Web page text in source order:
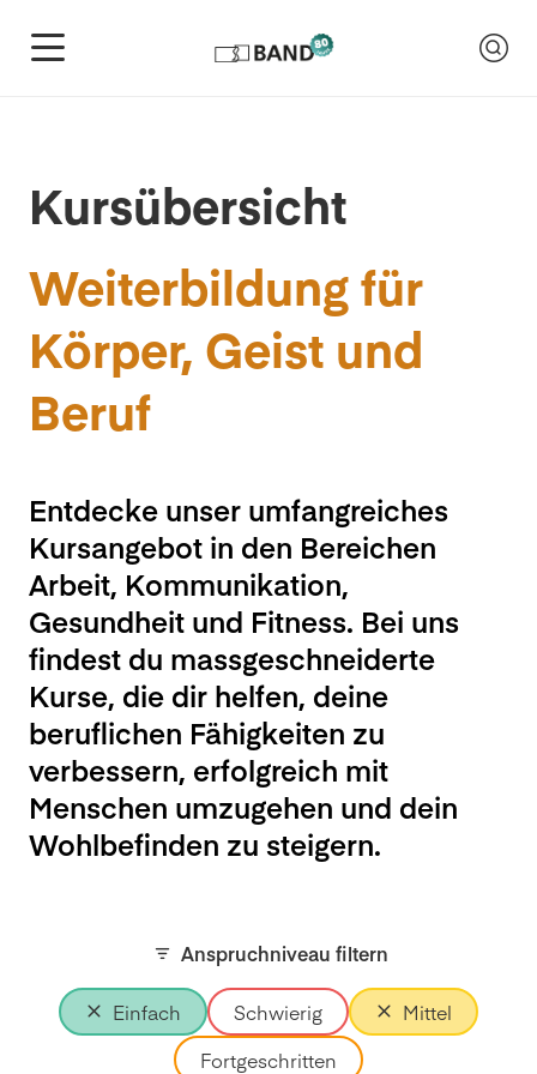
Kursübersicht
Weiterbildung für
Körper, Geist und
Beruf
Entdecke unser umfangreiches
Kursangebot in den Bereichen
Arbeit, Kommunikation,
Gesundheit und Fitness. Bei uns
findest du massgeschneiderte
Kurse, die dir helfen, deine
beruflichen Fähigkeiten zu
verbessern, erfolgreich mit
Menschen umzugehen und dein
Wohlbefinden zu steigern.
Anspruchniveau filtern
Einfach Schwierig
Mittel
Fortgeschritten